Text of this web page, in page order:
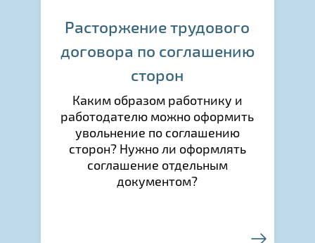
Расторжение трудового
договора по соглашению
сторон
Каким образом работнику и
работодателю можно оформить
увольнение по соглашению
сторон? Нужно ли оформлять
соглашение отдельным
документом?